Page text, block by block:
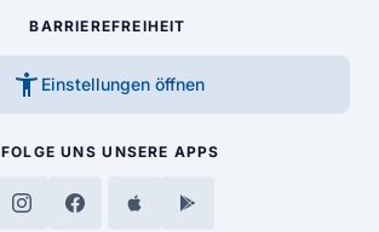
BARRIEREFREIHEIT
accessibility_new Einstellungen öffnen
FOLGE UNS UNSERE APPS